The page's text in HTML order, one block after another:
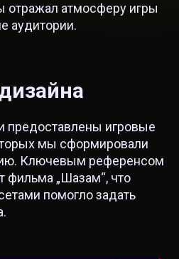
отражал атмосферу игры
аудитории.
предоставлены игровые
мы сформировали
Ключевым референсом
фильма „Шазам“, что
помогло задать